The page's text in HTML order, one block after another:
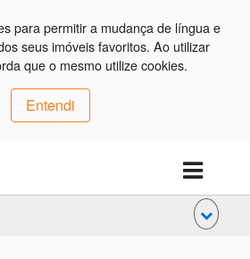
para permitir a mudança de língua e
seus imóveis favoritos. Ao utilizar
que o mesmo utilize cookies.
Entendi